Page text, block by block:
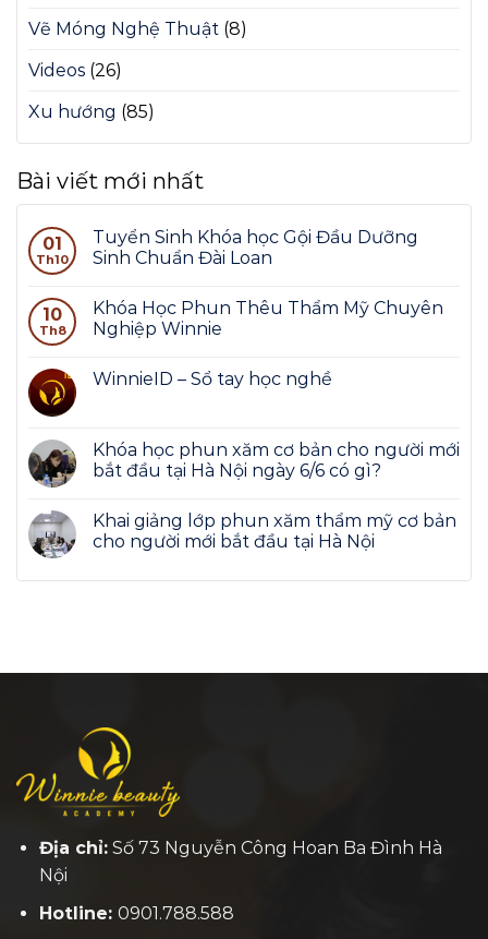
Vẽ Móng Nghệ Thuật (8)
Videos (26)
Xu hướng (85)
Bài viết mới nhất
01
Th10
Tuyển Sinh Khóa học Gội Đầu Dưỡng
Sinh Chuẩn Đài Loan
10
Th8
Khóa Học Phun Thêu Thẩm Mỹ Chuyên
Nghiệp Winnie
WinnieID – Sổ tay học nghề
Khóa học phun xăm cơ bản cho người mới
bắt đầu tại Hà Nội ngày 6/6 có gì?
Khai giảng lớp phun xăm thẩm mỹ cơ bản
cho người mới bắt đầu tại Hà Nội
Địa chỉ:Số 73 Nguyễn Công Hoan Ba Đình Hà
Nội
Hotline: 0901.788.588